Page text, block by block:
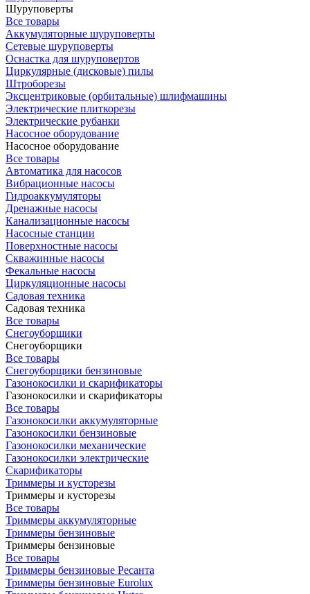
Шуруповерты
Все товары
Аккумуляторные шуруповерты
Сетевые шуруповерты
Оснастка для шуруповертов
Циркулярные (дисковые) пилы
Штроборезы
Эксцентриковые (орбитальные) шлифмашины
Электрические плиткорезы
Электрические рубанки
Насосное оборудование
Насосное оборудование
Все товары
Автоматика для насосов
Вибрационные насосы
Гидроаккумуляторы
Дренажные насосы
Канализационные насосы
Насосные станции
Поверхностные насосы
Скважинные насосы
Фекальные насосы
Циркуляционные насосы
Садовая техника
Садовая техника
Все товары
Снегоуборщики
Снегоуборщики
Все товары
Снегоуборщики бензиновые
Газонокосилки и скарификаторы
Газонокосилки и скарификаторы
Все товары
Газонокосилки аккумуляторные
Газонокосилки бензиновые
Газонокосилки механические
Газонокосилки электрические
Скарификаторы
Триммеры и кусторезы
Триммеры и кусторезы
Все товары
Триммеры аккумуляторные
Триммеры бензиновые
Триммеры бензиновые
Все товары
Триммеры бензиновые Ресанта
Триммеры бензиновые Eurolux